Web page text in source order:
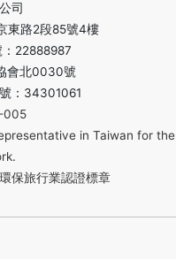
司
東路2段85號4樓
22888987
會北0030號
：34301061
005
in Taiwan for the
保旅行業認證標章